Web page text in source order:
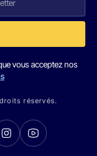
vous acceptez nos
réservés.